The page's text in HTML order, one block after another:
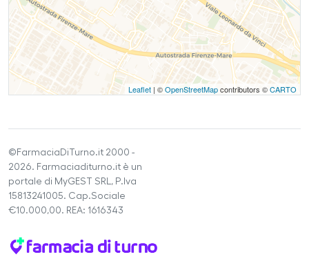
Leaflet | ©OpenStreetMapcontributors ©CARTO
©FarmaciaDiTurno.it 2000 -
2026. Farmaciaditurno.it è un
portale di MyGEST SRL, P.Iva
15813241005. Cap.Sociale
€10.000,00. REA: 1616343